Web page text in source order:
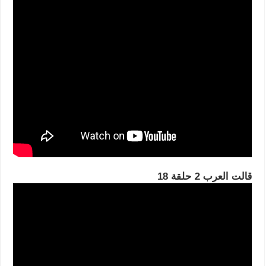
قالت العرب 2 حلقة 18